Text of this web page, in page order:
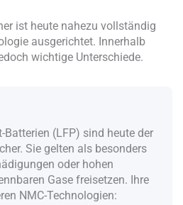
ist heute nahezu vollständig
ausgerichtet. Innerhalb
wichtige Unterschiede.
(LFP) sind heute der
Sie gelten als besonders
oder hohen
Gase freisetzen. Ihre
NMC-Technologien: